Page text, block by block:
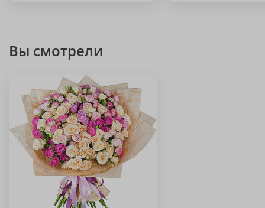
Вы смотрели